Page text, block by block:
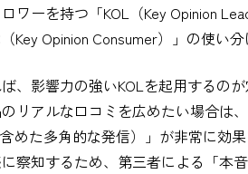
ワーを持つ「KOL（Key Opinion
Key Opinion Consumer）」の使い分
、影響力の強いKOLを起用するのが
リアルな口コミを広めたい場合は
めた多角的な発信）」が非常に効
察知するため、第三者による「本音